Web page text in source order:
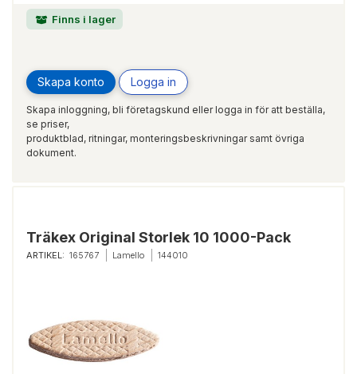
Finns i lager
Skapa konto Logga in
Skapa inloggning, bli företagskund eller logga in för att beställa,
se priser,
produktblad, ritningar, monteringsbeskrivningar samt övriga
dokument.
Träkex Original Storlek 10 1000-Pack
ARTIKEL: 165767 Lamello 144010